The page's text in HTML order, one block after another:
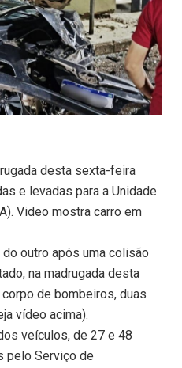
desta sexta-feira
e levadas para a Unidade
Video mostra carro em
do outro após uma colisão
na madrugada desta
de bombeiros, duas
vídeo acima).
veículos, de 27 e 48
pelo Serviço de